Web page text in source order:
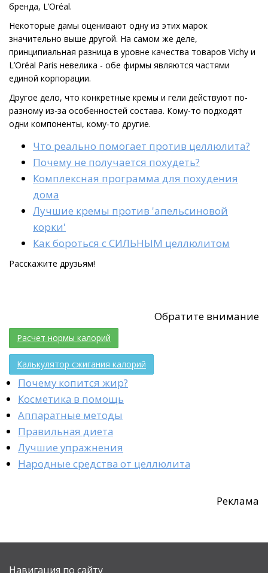
бренда, L’Oréal.
Некоторые дамы оценивают одну из этих марок
значительно выше другой. На самом же деле,
принципиальная разница в уровне качества товаров Vichy и
L’Oréal Paris невелика - обе фирмы являются частями
единой корпорации.
Другое дело, что конкретные кремы и гели действуют по-
разному из-за особенностей состава. Кому-то подходят
одни компоненты, кому-то другие.
Что реально помогает против целлюлита?
Почему не получается похудеть?
Комплексная программа для похудения
дома
Лучшие кремы против 'апельсиновой
корки'
Как бороться с СИЛЬНЫМ целлюлитом
Расскажите друзьям!
Обратите внимание
Расчет нормы калорий
Калькулятор сжигания калорий
Почему копится жир?
Косметика в помощь
Аппаратные методы
Правильная диета
Лучшие упражнения
Народные средства от целлюлита
Реклама
Навигация по сайту